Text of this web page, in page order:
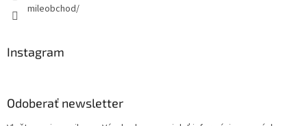
mileobchod/
Instagram
Odoberať newsletter